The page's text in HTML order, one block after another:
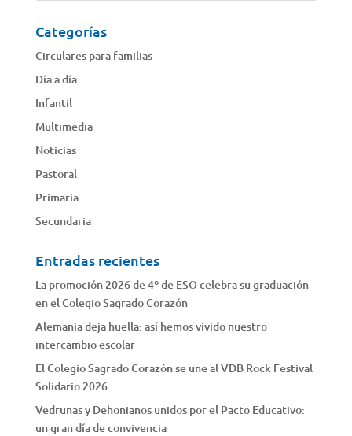
Categorías
Circulares para familias
Día a día
Infantil
Multimedia
Noticias
Pastoral
Primaria
Secundaria
Entradas recientes
La promoción 2026 de 4º de ESO celebra su graduación
en el Colegio Sagrado Corazón
Alemania deja huella: así hemos vivido nuestro
intercambio escolar
El Colegio Sagrado Corazón se une al VDB Rock Festival
Solidario 2026
Vedrunas y Dehonianos unidos por el Pacto Educativo:
un gran día de convivencia